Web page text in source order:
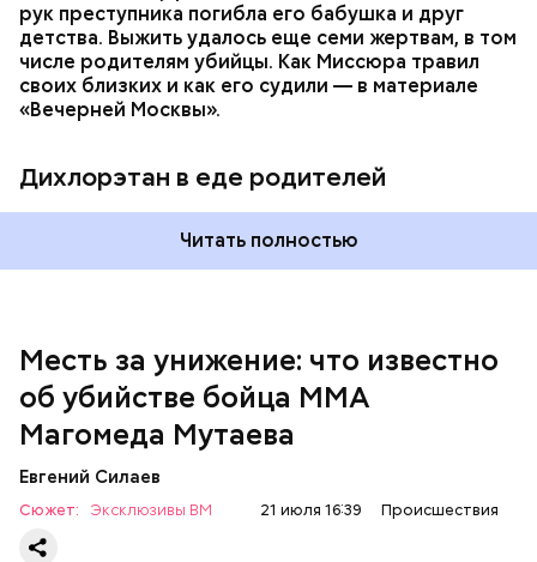
рук преступника погибла его бабушка и друг
детства. Выжить удалось еще семи жертвам, в том
числе родителям убийцы. Как Миссюра травил
своих близких и как его судили — в материале
«Вечерней Москвы».
Дихлорэтан в еде родителей
Читать полностью
Месть за унижение: что известно
об убийстве бойца ММА
Магомеда Мутаева
Евгений Силаев
Сюжет: Эксклюзивы ВМ 21 июля 16:39 Происшествия
двум статьям: «Убийство» и «Незаконный оборот
оружия». Расследование уголовного дела
— Личность подозреваемого установлена,
полицией принимаются меры к задержанию, —
Республике Дагестан.